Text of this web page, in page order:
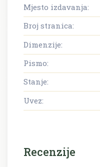
Mjesto izdavanja:
Broj stranica:
Dimenzije:
Pismo:
Stanje:
Uvez:
Recenzije